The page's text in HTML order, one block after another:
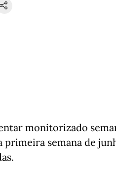
monitorizado
primeira semana de